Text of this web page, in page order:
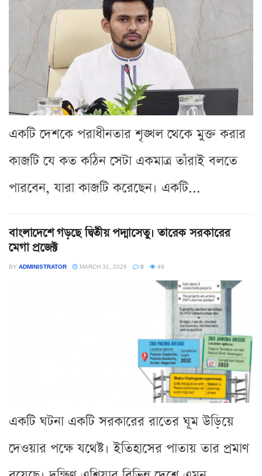
একটি দেশকে পরাধীনতার শৃঙ্খল থেকে মুক্ত করার
কাজটি যে কত কঠিন সেটা একমাত্র তাঁরাই বলতে
পারবেন, যারা কাজটি করেছেন। একটি...
বাংলাদেশে গড়ছে দ্বিতীয় পদ্মাসেতু। তারেক সরকারের
মেগা প্রজেক্ট
BY ADMINISTRATOR MARCH 31, 2026 0 49
একটি ঘটনা একটি সরকারের রাতের ঘূম উড়িয়ে
দেওয়ার পক্ষে যথেষ্ট। ইতিহাসের পাতায় তার প্রমাণ